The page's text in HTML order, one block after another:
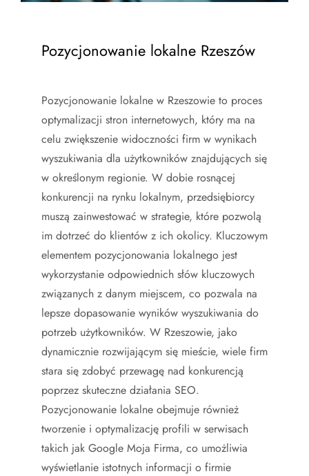
Pozycjonowanie lokalne Rzeszów
Pozycjonowanie lokalne w Rzeszowie to proces
optymalizacji stron internetowych, który ma na
celu zwiększenie widoczności firm w wynikach
wyszukiwania dla użytkowników znajdujących się
w określonym regionie. W dobie rosnącej
konkurencji na rynku lokalnym, przedsiębiorcy
muszą zainwestować w strategie, które pozwolą
im dotrzeć do klientów z ich okolicy. Kluczowym
elementem pozycjonowania lokalnego jest
wykorzystanie odpowiednich słów kluczowych
związanych z danym miejscem, co pozwala na
lepsze dopasowanie wyników wyszukiwania do
potrzeb użytkowników. W Rzeszowie, jako
dynamicznie rozwijającym się mieście, wiele firm
stara się zdobyć przewagę nad konkurencją
poprzez skuteczne działania SEO.
Pozycjonowanie lokalne obejmuje również
tworzenie i optymalizację profili w serwisach
takich jak Google Moja Firma, co umożliwia
wyświetlanie istotnych informacji o firmie